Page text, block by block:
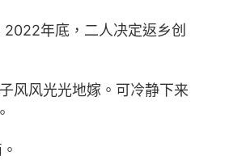
年底，二人决定返乡创
风风光光地嫁。可冷静下来